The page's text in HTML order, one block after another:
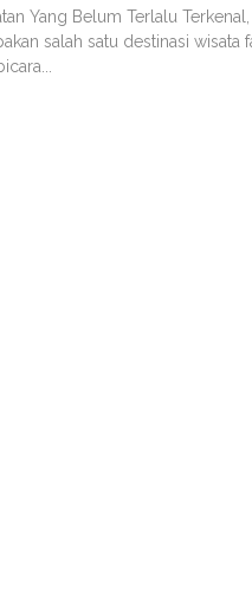
Yang Belum Terlalu
salah satu destinasi